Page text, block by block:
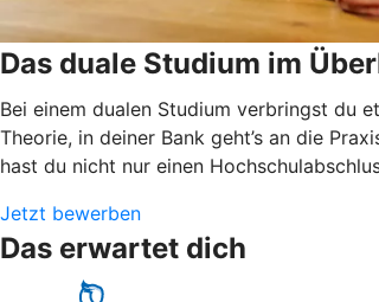
Das duale Studium im
Bei einem dualen Studium verbringst du
Theorie, in deiner Bank geht’s an die
hast du nicht nur einen
Jetzt bewerben
Das erwartet dich